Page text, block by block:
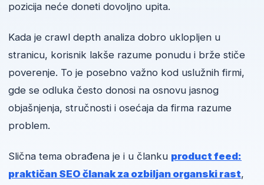
pozicija neće doneti dovoljno upita.
Kada je crawl depth analiza dobro uklopljen u
stranicu, korisnik lakše razume ponudu i brže stiče
poverenje. To je posebno važno kod uslužnih firmi,
gde se odluka često donosi na osnovu jasnog
objašnjenja, stručnosti i osećaja da firma razume
problem.
Slična tema obrađena je i u članku product feed:
praktičan SEO članak za ozbiljan organski rast,